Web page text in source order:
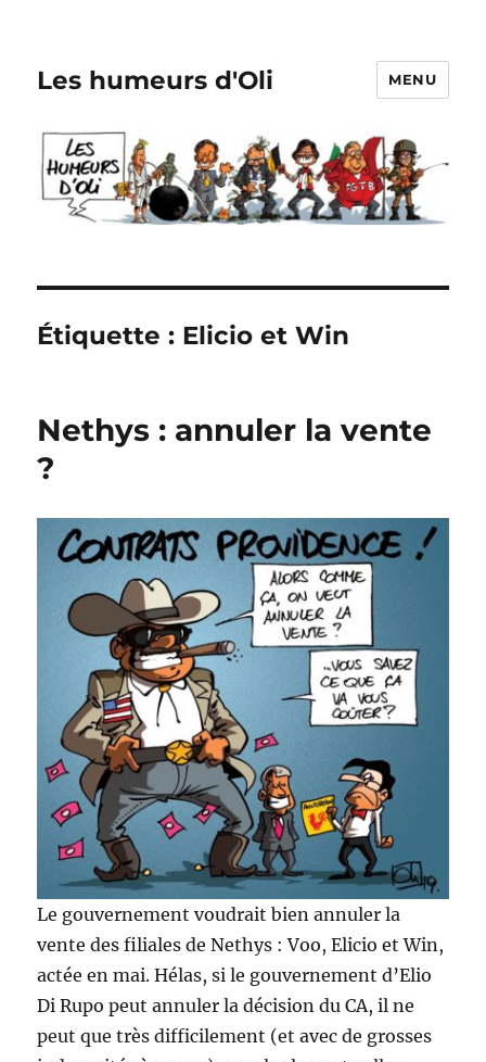
Les humeurs d'Oli MENU
Étiquette : Elicio et Win
Nethys : annuler la vente
?
Le gouvernement voudrait bien annuler la
vente des filiales de Nethys : Voo, Elicio et Win,
actée en mai. Hélas, si le gouvernement d’Elio
Di Rupo peut annuler la décision du CA, il ne
peut que très difficilement (et avec de grosses